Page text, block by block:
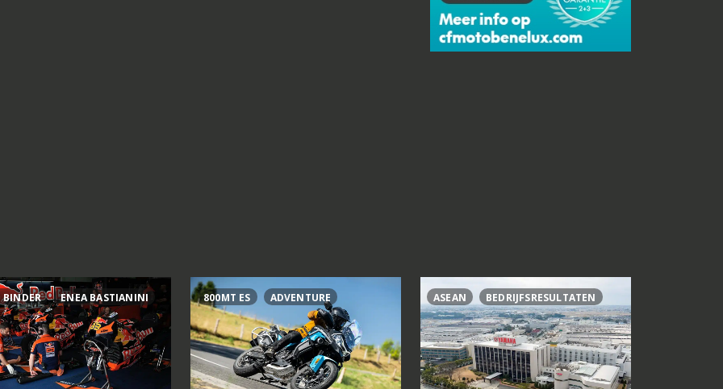
BINDER ENEA BASTIANINI 800MT ES ADVENTURE ASEAN BEDRIJFSRESULTATEN